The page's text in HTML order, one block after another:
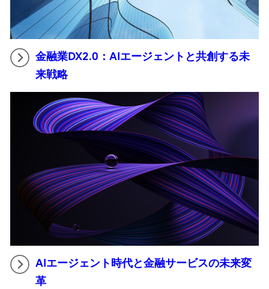
金融業DX2.0：AIエージェントと共創する未
来戦略
AIエージェント時代と金融サービスの未来変
革